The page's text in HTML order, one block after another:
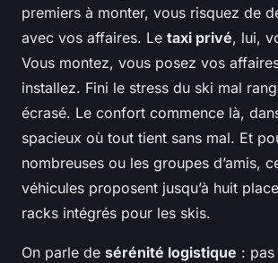
premiers à monter, vous risquez de
avec vos affaires. Le taxi privé, lui,
Vous montez, vous posez vos
installez. Fini le stress du ski mal
écrasé. Le confort commence là,
spacieux où tout tient sans mal. Et
nombreuses ou les groupes d’amis,
véhicules proposent jusqu’à huit
racks intégrés pour les skis.
On parle de sérénité logistique :